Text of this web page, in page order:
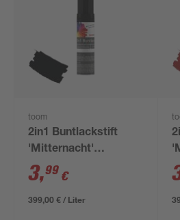
toom
2in1 Buntlackstift
'Mitternacht'
tiefschwarz matt 12
ml
3,99 €
399,00 € / Liter